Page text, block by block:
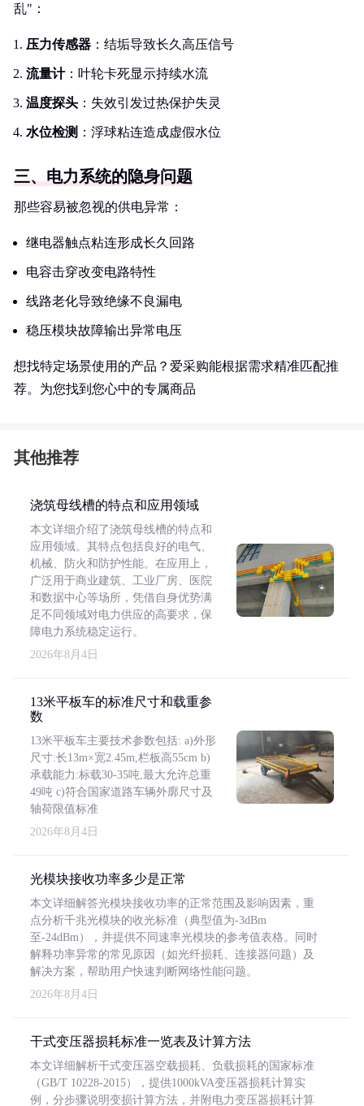
乱"：
压力传感器 ：结垢导致长久高压信号
流量计：叶轮卡死显示持续水流
温度探头 ：失效引发过热保护失灵
水位检测 ：浮球粘连造成虚假水位
三、电力系统的隐身问题
那些容易被忽视的供电异常：
继电器触点粘连形成长久回路
电容击穿改变电路特性
线路老化导致绝缘不良漏电
稳压模块故障输出异常电压
想找特定场景使用的产品？爱采购能根据需求精准匹配推
荐。为您找到您心中的专属商品
其他推荐
浇筑母线槽的特点和应用领域
本文详细介绍了浇筑母线槽的特点和
应用领域。其特点包括良好的电气、
机械、防火和防护性能。在应用上，
广泛用于商业建筑、工业厂房、医院
和数据中心等场所，凭借自身优势满
足不同领域对电力供应的高要求，保
障电力系统稳定运行。
2026年8月4日
13米平板车的标准尺寸和载重参
数
13米平板车主要技术参数包括: a)外形
尺寸:长13m×宽2.45m,栏板高55cm b)
承载能力:标载30-35吨,最大允许总重
49吨 c)符合国家道路车辆外廓尺寸及
轴荷限值标准
2026年8月4日
光模块接收功率多少是正常
本文详细解答光模块接收功率的正常范围及影响因素，重
点分析千兆光模块的收光标准（典型值为-3dBm
至-24dBm），并提供不同速率光模块的参考值表格。同时
解释功率异常的常见原因（如光纤损耗、连接器问题）及
解决方案，帮助用户快速判断网络性能问题。
2026年8月4日
干式变压器损耗标准一览表及计算方法
本文详细解析干式变压器空载损耗、负载损耗的国家标准
（GB/T 10228-2015），提供1000kVA变压器损耗计算实
例，分步骤说明变损计算方法，并附电力变压器损耗计算